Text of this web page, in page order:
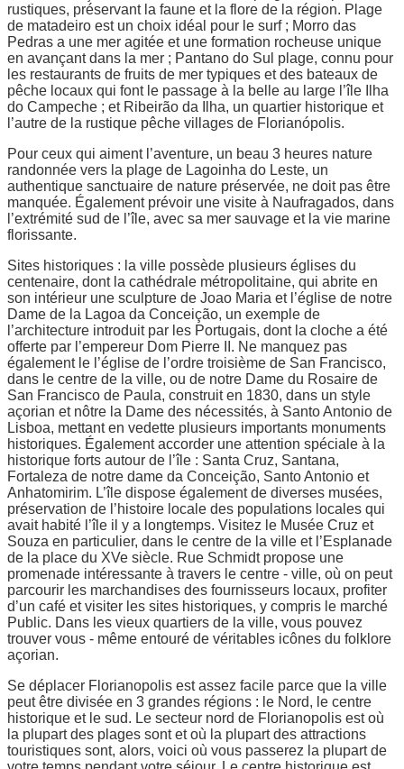
rustiques, préservant la faune et la flore de la région. Plage
de matadeiro est un choix idéal pour le surf ; Morro das
Pedras a une mer agitée et une formation rocheuse unique
en avançant dans la mer ; Pantano do Sul plage, connu pour
les restaurants de fruits de mer typiques et des bateaux de
pêche locaux qui font le passage à la belle au large l’île Ilha
do Campeche ; et Ribeirão da Ilha, un quartier historique et
l’autre de la rustique pêche villages de Florianópolis.
Pour ceux qui aiment l’aventure, un beau 3 heures nature
randonnée vers la plage de Lagoinha do Leste, un
authentique sanctuaire de nature préservée, ne doit pas être
manquée. Également prévoir une visite à Naufragados, dans
l’extrémité sud de l’île, avec sa mer sauvage et la vie marine
florissante.
Sites historiques : la ville possède plusieurs églises du
centenaire, dont la cathédrale métropolitaine, qui abrite en
son intérieur une sculpture de Joao Maria et l’église de notre
Dame de la Lagoa da Conceição, un exemple de
l’architecture introduit par les Portugais, dont la cloche a été
offerte par l’empereur Dom Pierre II. Ne manquez pas
également le l’église de l’ordre troisième de San Francisco,
dans le centre de la ville, ou de notre Dame du Rosaire de
San Francisco de Paula, construit en 1830, dans un style
açorian et nôtre la Dame des nécessités, à Santo Antonio de
Lisboa, mettant en vedette plusieurs importants monuments
historiques. Également accorder une attention spéciale à la
historique forts autour de l’île : Santa Cruz, Santana,
Fortaleza de notre dame da Conceição, Santo Antonio et
Anhatomirim. L’île dispose également de diverses musées,
préservation de l’histoire locale des populations locales qui
avait habité l’île il y a longtemps. Visitez le Musée Cruz et
Souza en particulier, dans le centre de la ville et l’Esplanade
de la place du XVe siècle. Rue Schmidt propose une
promenade intéressante à travers le centre - ville, où on peut
parcourir les marchandises des fournisseurs locaux, profiter
d’un café et visiter les sites historiques, y compris le marché
Public. Dans les vieux quartiers de la ville, vous pouvez
trouver vous - même entouré de véritables icônes du folklore
açorian.
Se déplacer Florianopolis est assez facile parce que la ville
peut être divisée en 3 grandes régions : le Nord, le centre
historique et le sud. Le secteur nord de Florianopolis est où
la plupart des plages sont et où la plupart des attractions
touristiques sont, alors, voici où vous passerez la plupart de